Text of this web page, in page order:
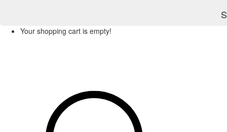
Your shopping cart is empty!